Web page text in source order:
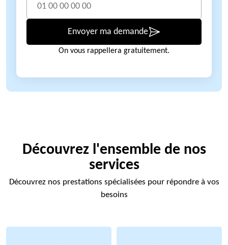
Envoyer ma demande
On vous rappellera gratuitement.
Découvrez l'ensemble de nos
services
Découvrez nos prestations spécialisées pour répondre à vos
besoins